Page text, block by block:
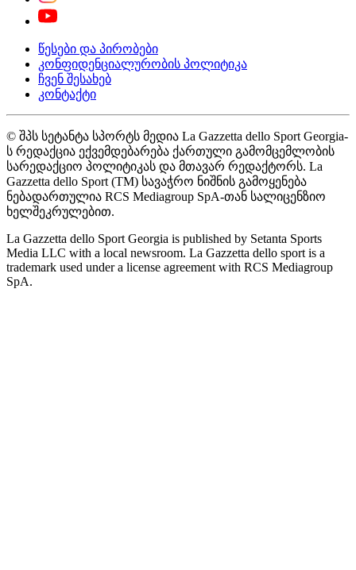
წესები და პირობები
კონფიდენციალურობის პოლიტიკა
ჩვენ შესახებ
კონტაქტი
© შპს სეტანტა სპორტს მედია La Gazzetta dello Sport Georgia-
ს რედაქცია ექვემდებარება ქართული გამომცემლობის
სარედაქციო პოლიტიკას და მთავარ რედაქტორს. La
Gazzetta dello Sport (TM) სავაჭრო ნიშნის გამოყენება
ნებადართულია RCS Mediagroup SpA-თან სალიცენზიო
ხელშეკრულებით.
La Gazzetta dello Sport Georgia is published by Setanta Sports
Media LLC with a local newsroom. La Gazzetta dello sport is a
trademark used under a license agreement with RCS Mediagroup
SpA.